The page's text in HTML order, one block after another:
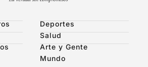
Deportes
Salud
Arte y Gente
Mundo